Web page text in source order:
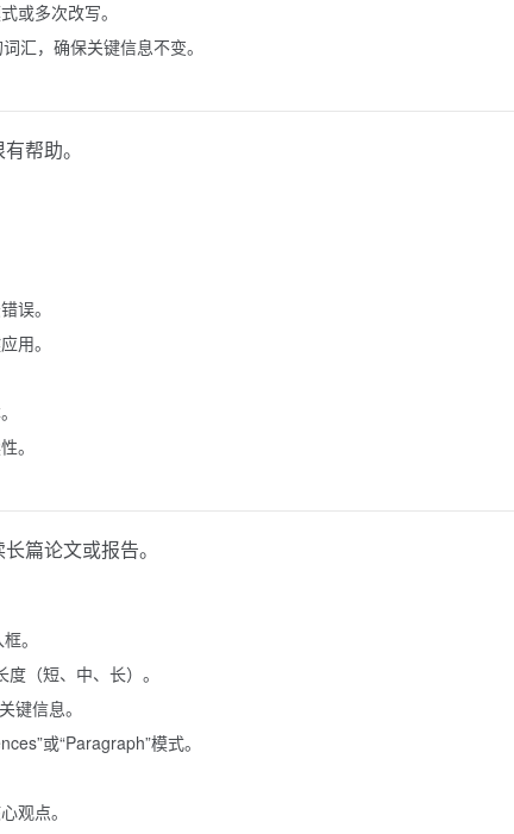
或多次改写。
汇，确保关键信息不变。
帮助。
误。
用。
。
篇论文或报告。
。
（短、中、长）。
键信息。
或“Paragraph”模式。
观点。